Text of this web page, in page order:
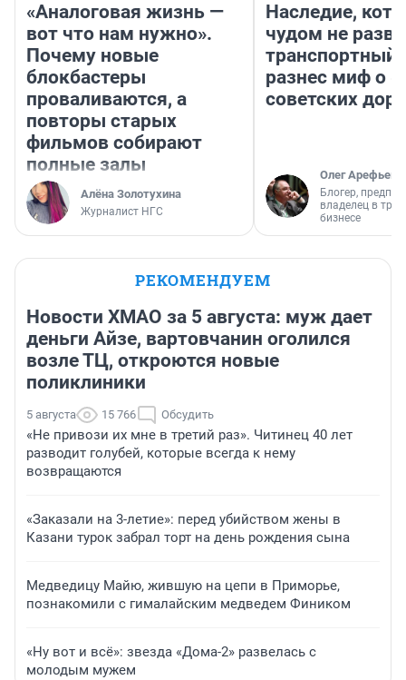
«Аналоговая жизнь —
вот что нам нужно».
Почему новые
блокбастеры
проваливаются, а
повторы старых
фильмов собирают
полные залы
Алёна Золотухина
Журналист НГС
Наследие,
чудом не
транспортный
разнес миф о
советских
Олег Арефьев
Блогер,
владелец в
бизнесе
РЕКОМЕНДУЕМ
Новости ХМАО за 5 августа: муж дает
деньги Айзе, вартовчанин оголился
возле ТЦ, откроются новые
поликлиники
5 августа 15 766 Обсудить
«Не привози их мне в третий раз». Читинец 40 лет
разводит голубей, которые всегда к нему
возвращаются
«Заказали на 3-летие»: перед убийством жены в
Казани турок забрал торт на день рождения сына
Медведицу Майю, жившую на цепи в Приморье,
познакомили с гималайским медведем Фиником
«Ну вот и всё»: звезда «Дома-2» развелась с
молодым мужем